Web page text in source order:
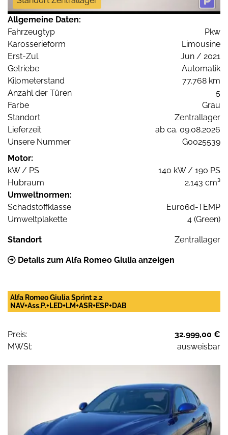
Allgemeine Daten:
Fahrzeugtyp
Pkw
Karosserieform
Limousine
Erst-Zul.
Jun / 2021
Getriebe
Automatik
Kilometerstand
77.768 km
Anzahl der Türen
5
Farbe
Grau
Standort
Zentrallager
Lieferzeit
ab ca. 09.08.2026
Unsere Nummer
G0025539
Motor:
kW / PS
140 kW / 190 PS
Hubraum
2.143 cm³
Umweltnormen:
Schadstoffklasse
Euro6d-TEMP
Umweltplakette
4 (Green)
Standort Zentrallager
Details zum Alfa Romeo Giulia anzeigen
Alfa Romeo Giulia Sprint 2.2
NAV+Ass.P.+LED+LM+ASR+ESP+DAB
Preis:
32.999,00 €
MWSt:
ausweisbar